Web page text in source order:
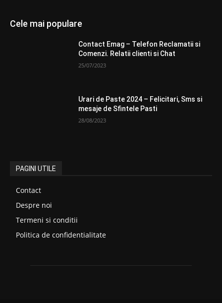
Cele mai populare
Contact Emag – Telefon Reclamatii si
Comenzi. Relatii clienti si Chat
25/07/2023
Urari de Paste 2024 – Felicitari, Sms si
mesaje de Sfintele Pasti
28/08/2023
PAGINI UTILE
Contact
Despre noi
Termeni si conditii
Politica de confidentialitate